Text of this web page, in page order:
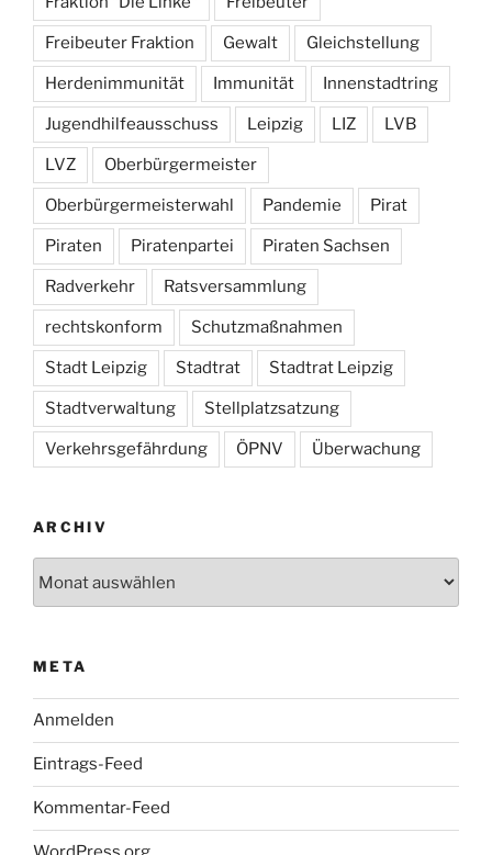
Freibeuter Fraktion Gewalt Gleichstellung
Herdenimmunität Immunität Innenstadtring
Jugendhilfeausschuss Leipzig LIZ LVB
LVZ Oberbürgermeister
Oberbürgermeisterwahl Pandemie Pirat
Piraten Piratenpartei Piraten Sachsen
Radverkehr Ratsversammlung
rechtskonform Schutzmaßnahmen
Stadt Leipzig Stadtrat Stadtrat Leipzig
Stadtverwaltung Stellplatzsatzung
Verkehrsgefährdung ÖPNV Überwachung
ARCHIV
META
Anmelden
Eintrags-Feed
Kommentar-Feed